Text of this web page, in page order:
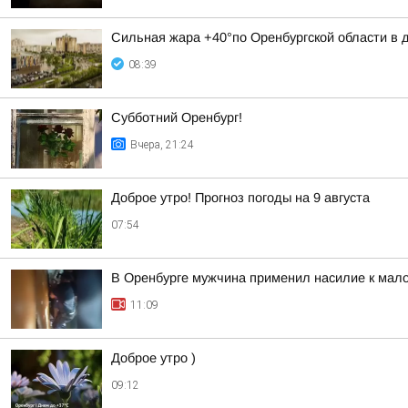
Сильная жара +40°по Оренбургской области в
08:39
Субботний Оренбург!
Вчера, 21:24
Доброе утро! Прогноз погоды на 9 августа
07:54
В Оренбурге мужчина применил насилие к
11:09
Доброе утро )
09:12